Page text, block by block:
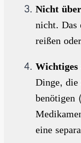
Nicht
nicht. Das
reißen
Dinge,
benötigen
eine